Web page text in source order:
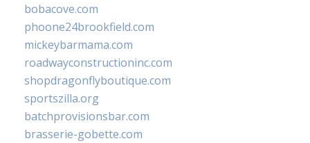
bobacove.com
phoone24brookfield.com
mickeybarmama.com
roadwayconstructioninc.com
shopdragonflyboutique.com
sportszilla.org
batchprovisionsbar.com
brasserie-gobette.com